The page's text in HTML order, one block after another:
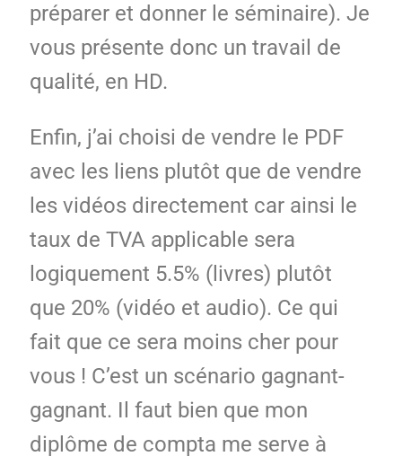
préparer et donner le séminaire). Je
vous présente donc un travail de
qualité, en HD.
Enfin, j’ai choisi de vendre le PDF
avec les liens plutôt que de vendre
les vidéos directement car ainsi le
taux de TVA applicable sera
logiquement 5.5% (livres) plutôt
que 20% (vidéo et audio). Ce qui
fait que ce sera moins cher pour
vous ! C’est un scénario gagnant-
gagnant. Il faut bien que mon
diplôme de compta me serve à